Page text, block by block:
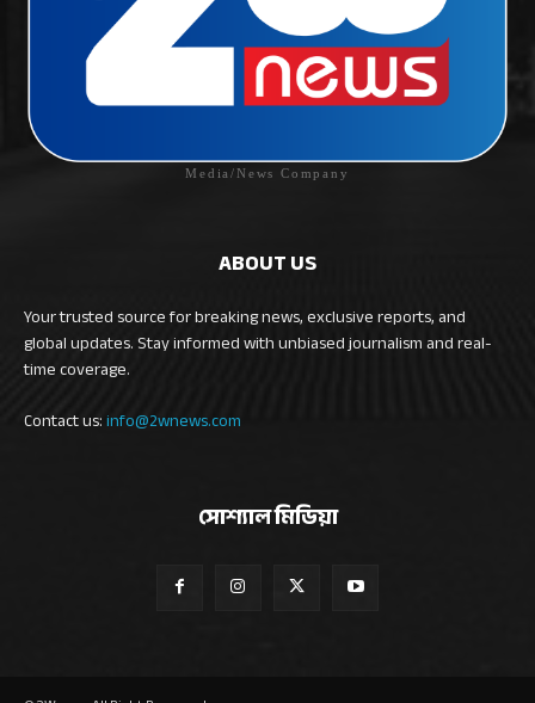
Media/News Company
ABOUT US
Your trusted source for breaking news, exclusive reports, and
global updates. Stay informed with unbiased journalism and real-
time coverage.
Contact us:info@2wnews.com
সোশ্যাল মিডিয়া